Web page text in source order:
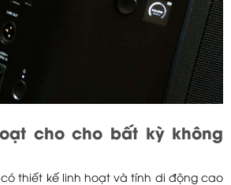
cho cho bất kỳ không
có thiết kế linh hoạt và tính di động cao